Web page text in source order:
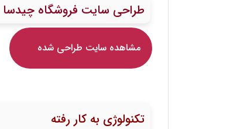
طراحی سایت فروشگاه چیدسا
مشاهده سایت طراحی شده
تکنولوژی به کار رفته